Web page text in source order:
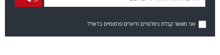
אני מאשר קבלת ניוזלטרים ודיוורים פרסומיים בדוא"ל